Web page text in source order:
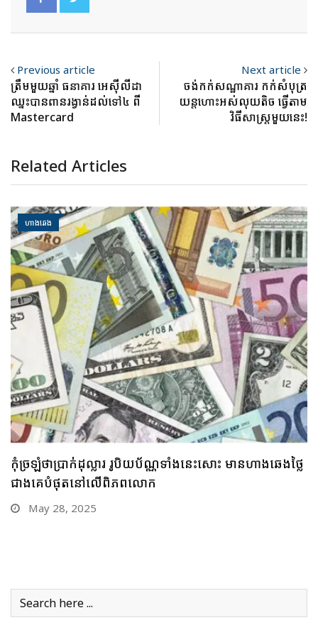
Previous article
ត្រឹមមួយឆ្នាំ ធនាគារ អេស៊ីលីដា
ឈ្នះបានពានរង្វាន់ដល់ទៅ៤ ពី
Mastercard
Next article
ចង់កក់សណ្ឋាគារ កក់សំបុត្រ
យន្តហោះអស់លុយតិច ធ្វើតាម
វិធីសាស្ត្រមួយនេះ!
Related Articles
ហាងឆេង
គួរប្រុងប្រយ័ត្ន ប្រយ័ត្នមាសឡើងថ្លៃខ្លាំង រកលុយទិញមិនបាន
បើមាសឡើងថ្លៃឥតឈប់ឈរអញ្ចឹងនោះ
May 26, 2025